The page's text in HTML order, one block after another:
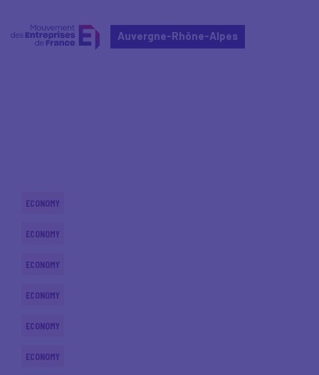
Auvergne-Rhône-Alpes
ECONOMY
ECONOMY
ECONOMY
ECONOMY
ECONOMY
ECONOMY